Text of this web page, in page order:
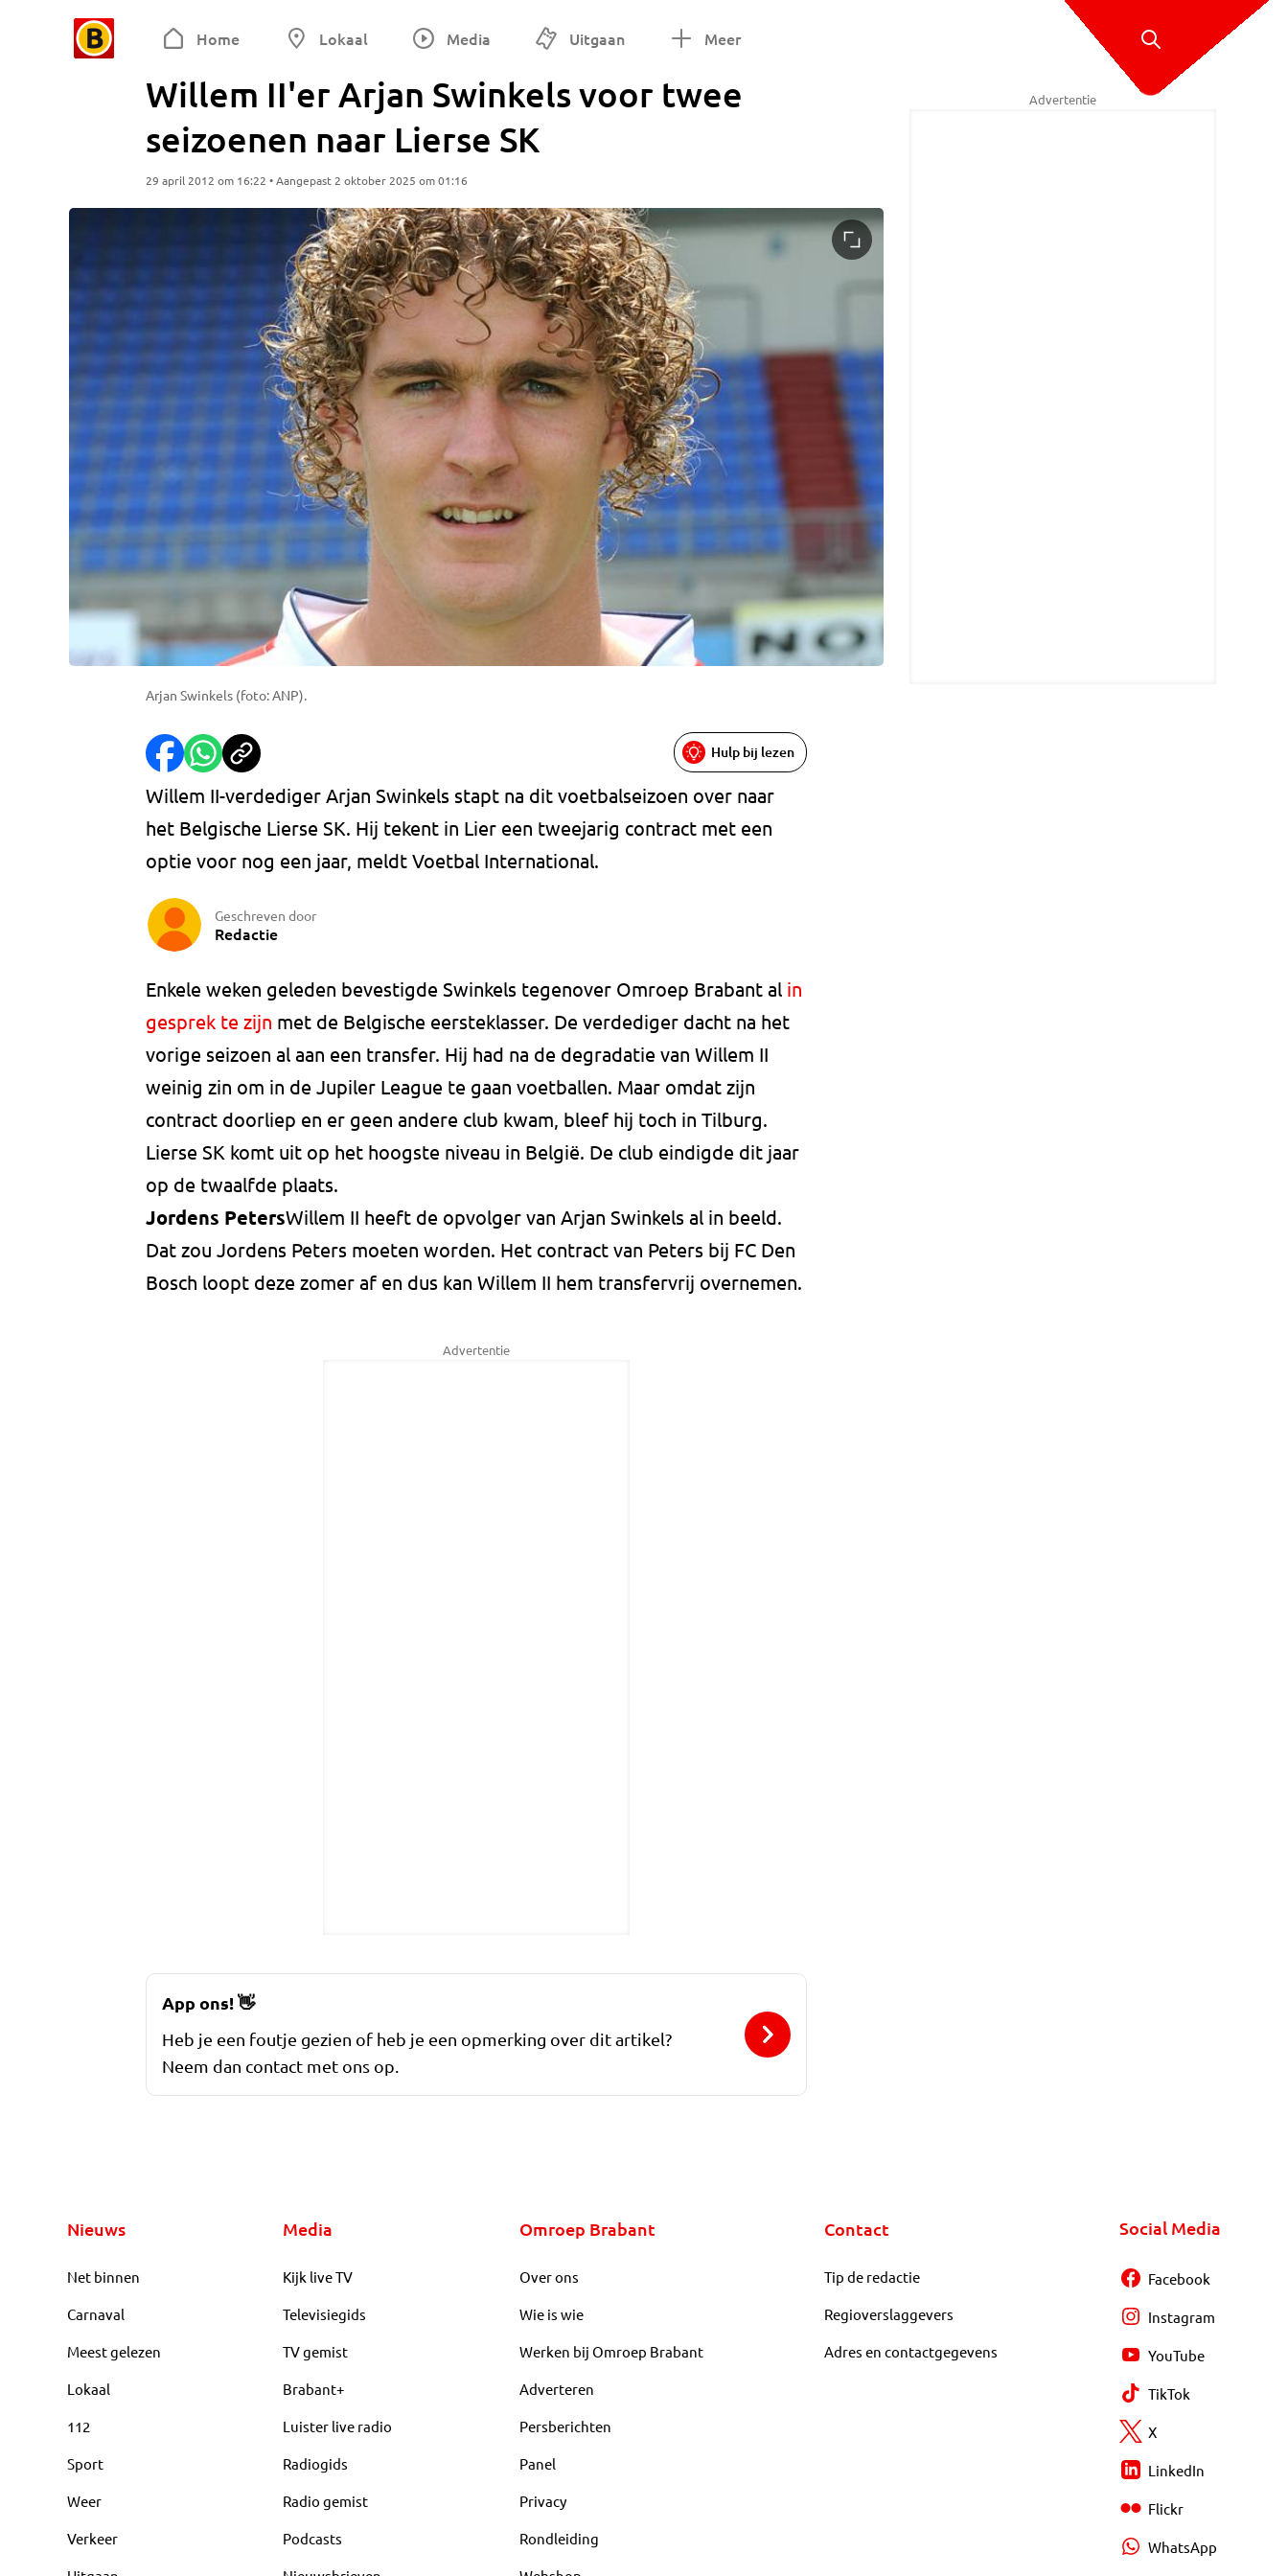
Home Lokaal Media Uitgaan Meer
Willem II'er Arjan Swinkels voor twee
seizoenen naar Lierse SK
29 april 2012 om 16:22 • Aangepast 2 oktober 2025 om 01:16
Arjan Swinkels (foto: ANP).
Hulp bij lezen
Willem II-verdediger Arjan Swinkels stapt na dit voetbalseizoen over naar
het Belgische Lierse SK. Hij tekent in Lier een tweejarig contract met een
optie voor nog een jaar, meldt Voetbal International.
Geschreven door
Redactie
Enkele weken geleden bevestigde Swinkels tegenover Omroep Brabant al in
gesprek te zijn met de Belgische eersteklasser. De verdediger dacht na het
vorige seizoen al aan een transfer. Hij had na de degradatie van Willem II
weinig zin om in de Jupiler League te gaan voetballen. Maar omdat zijn
contract doorliep en er geen andere club kwam, bleef hij toch in Tilburg.
Lierse SK komt uit op het hoogste niveau in België. De club eindigde dit jaar
op de twaalfde plaats.
Jordens PetersWillem II heeft de opvolger van Arjan Swinkels al in beeld.
Dat zou Jordens Peters moeten worden. Het contract van Peters bij FC Den
Bosch loopt deze zomer af en dus kan Willem II hem transfervrij overnemen.
Advertentie
Advertentie
App ons!👋
Heb je een foutje gezien of heb je een opmerking over dit artikel?
Neem dan contact met ons op.
Nieuws
Net binnen
Carnaval
Meest gelezen
Lokaal
112
Sport
Weer
Verkeer
Media
Kijk live TV
Televisiegids
TV gemist
Brabant+
Luister live radio
Radiogids
Radio gemist
Podcasts
Omroep Brabant
Over ons
Wie is wie
Werken bij Omroep Brabant
Adverteren
Persberichten
Panel
Privacy
Rondleiding
Contact
Tip de redactie
Regioverslaggevers
Adres en contactgegevens
Social Media
Facebook
Instagram
YouTube
TikTok
X
LinkedIn
Flickr
WhatsApp